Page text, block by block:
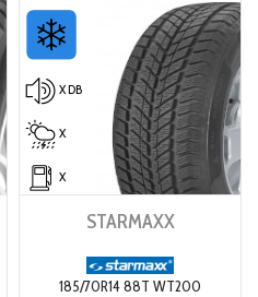
X DB
X
X
STARMAXX
185/70R14 88T WT200